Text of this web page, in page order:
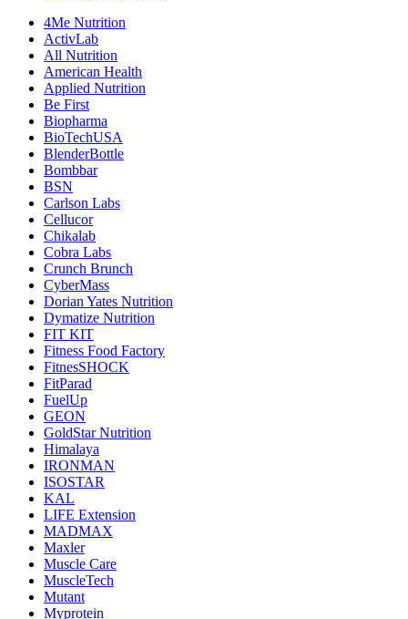
4Me Nutrition
ActivLab
All Nutrition
American Health
Applied Nutrition
Be First
Biopharma
BioTechUSA
BlenderBottle
Bombbar
BSN
Carlson Labs
Cellucor
Chikalab
Cobra Labs
Crunch Brunch
CyberMass
Dorian Yates Nutrition
Dymatize Nutrition
FIT KIT
Fitness Food Factory
FitnesSHOCK
FitParad
FuelUp
GEON
GoldStar Nutrition
Himalaya
IRONMAN
ISOSTAR
KAL
LIFE Extension
MADMAX
Maxler
Muscle Care
MuscleTech
Mutant
Myprotein